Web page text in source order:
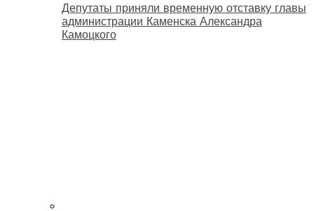
Депутаты приняли временную отставку главы
администрации Каменска Александра
Камоцкого